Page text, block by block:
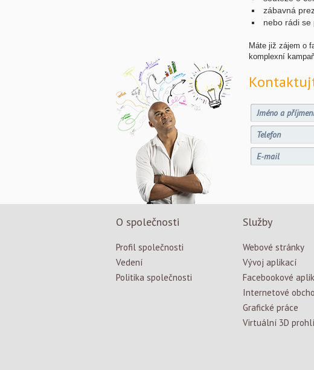
zábavná
nebo rádi
Máte již zájem o
komplexní
O společnosti
Profil společnosti
Vedení
Politika společnosti
Služby
Webové stránky
Vývoj aplikací
Facebookové
Internetové
Grafické práce
Virtuální 3D